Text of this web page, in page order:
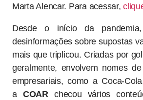
Marta Alencar. Para acessar,
Desde o início da
desinformações sobre supostas
mais que triplicou. Criadas por
geralmente, envolvem nomes
empresariais, como a Coca-
a COARchecou vários